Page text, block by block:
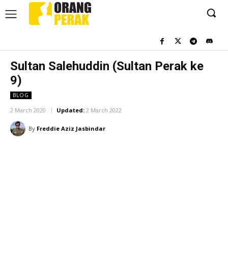
Sultan Salehuddin (Sultan Perak ke
9)
BLOG
2 March 2020 Updated: 2 March 2022
By Freddie Aziz Jasbindar